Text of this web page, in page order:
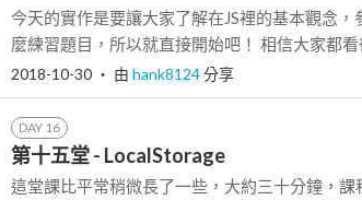
今天的實作是要讓大家了解在JS裡的基本觀念
麼練習題目，所以就直接開始吧！ 相信大家都看
2018-10-30 ‧ 由 hank8124分享
DAY 16
第十五堂 - LocalStorage
這堂課比平常稍微長了一些，大約三十分鐘，